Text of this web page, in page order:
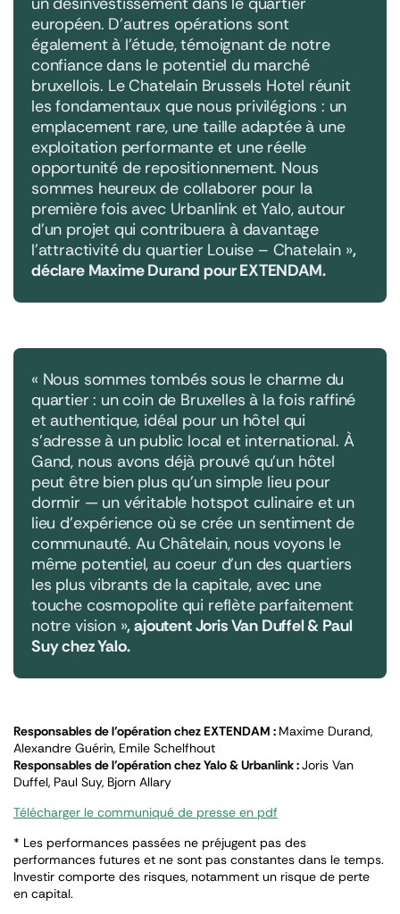
européen. D’autres opérations sont
également à l’étude, témoignant de notre
confiance dans le potentiel du marché
bruxellois. Le Chatelain Brussels Hotel réunit
les fondamentaux que nous privilégions : un
emplacement rare, une taille adaptée à une
exploitation performante et une réelle
opportunité de repositionnement. Nous
sommes heureux de collaborer pour la
première fois avec Urbanlink et Yalo, autour
d’un projet qui contribuera à davantage
l’attractivité du quartier Louise – Chatelain »,
déclare Maxime Durand pour EXTENDAM.
« Nous sommes tombés sous le charme du
quartier : un coin de Bruxelles à la fois raffiné
et authentique, idéal pour un hôtel qui
s’adresse à un public local et international. À
Gand, nous avons déjà prouvé qu’un hôtel
peut être bien plus qu’un simple lieu pour
dormir — un véritable hotspot culinaire et un
lieu d’expérience où se crée un sentiment de
communauté. Au Châtelain, nous voyons le
même potentiel, au coeur d’un des quartiers
les plus vibrants de la capitale, avec une
touche cosmopolite qui reflète parfaitement
notre vision », ajoutent Joris Van Duffel & Paul
Suy chez Yalo.
Responsables de l’opération chez EXTENDAM : Maxime Durand,
Alexandre Guérin, Emile Schelfhout
Responsables de l’opération chez Yalo & Urbanlink :Joris Van
Duffel, Paul Suy, Bjorn Allary
Télécharger le communiqué de presse en pdf
* Les performances passées ne préjugent pas des
performances futures et ne sont pas constantes dans le temps.
Investir comporte des risques, notamment un risque de perte
en capital.